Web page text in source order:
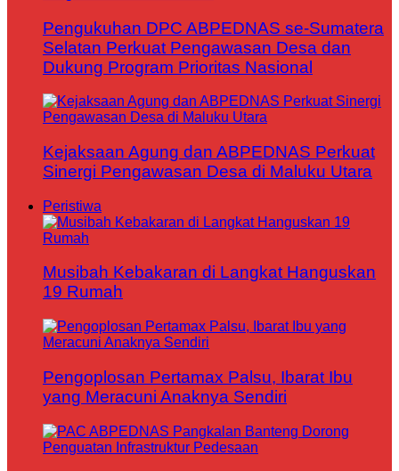
Pengukuhan DPC ABPEDNAS se-Sumatera
Selatan Perkuat Pengawasan Desa dan
Dukung Program Prioritas Nasional
Kejaksaan Agung dan ABPEDNAS Perkuat
Sinergi Pengawasan Desa di Maluku Utara
Peristiwa
Musibah Kebakaran di Langkat Hanguskan
19 Rumah
Pengoplosan Pertamax Palsu, Ibarat Ibu
yang Meracuni Anaknya Sendiri